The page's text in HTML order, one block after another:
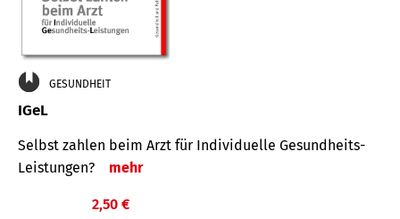
GESUNDHEIT
IGeL
Selbst zahlen beim Arzt für Indi­vidu­elle Gesund­heits-
Leis­tungen?
mehr
2,50 €